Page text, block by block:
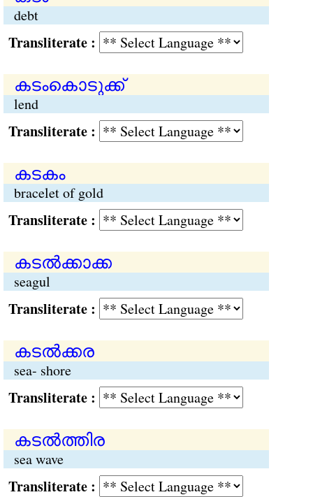
debt
:
കടംകൊടുക്ക്
lend
:
കടകം
bracelet of gold
:
കടല്‍ക്കാക്ക
seagul
:
കടല്‍ക്കര
sea- shore
:
കടല്‍ത്തിര
sea wave
: